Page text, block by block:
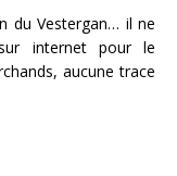
du Vestergan… il ne
internet pour le
aucune trace